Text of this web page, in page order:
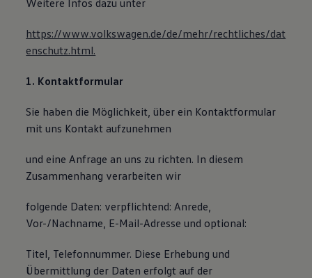
Weitere Infos dazu unter
https://www.volkswagen.de/de/mehr/rechtliches/dat
enschutz.html.
1. Kontaktformular
Sie haben die Möglichkeit, über ein Kontaktformular
mit uns Kontakt aufzunehmen
und eine Anfrage an uns zu richten. In diesem
Zusammenhang verarbeiten wir
folgende Daten: verpflichtend: Anrede,
Vor-/Nachname, E-Mail-Adresse und optional:
Titel, Telefonnummer. Diese Erhebung und
Übermittlung der Daten erfolgt auf der